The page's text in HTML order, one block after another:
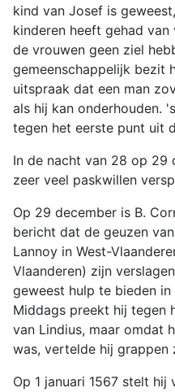
kind van Josef is
kinderen heeft gehad van
de vrouwen geen ziel
gemeenschappelijk bezit
uitspraak dat een man
als hij kan onderhouden.
tegen het eerste punt uit
In de nacht van 28 op 29
zeer veel paskwillen
Op 29 december is B.
bericht dat de geuzen
Lannoy in West-
Vlaanderen) zijn
geweest hulp te bieden
Middags preekt hij tegen
van Lindius, maar omdat
was, vertelde hij grappen
Op 1 januari 1567 stelt